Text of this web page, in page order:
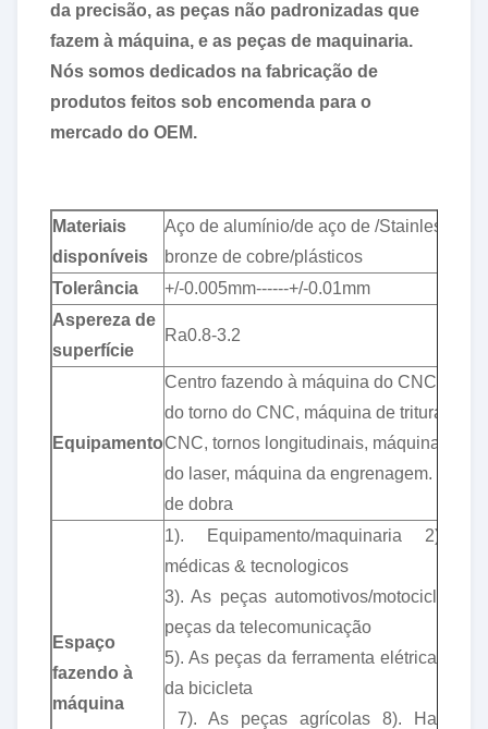
da precisão, as peças não padronizadas que
fazem à máquina, e as peças de maquinaria.
Nós somos dedicados na fabricação de
produtos feitos sob encomenda para o
mercado do OEM.
Materiais
disponíveis
Aço de alumínio/de aço de /Stainless/de
bronze de cobre/plásticos
Tolerância
+/-0.005mm------+/-0.01mm
Aspereza de
superfície
Ra0.8-3.2
Equipamento
Centro fazendo à máquina do CNC,
do torno do CNC, máquina de trituração
CNC, tornos longitudinais, máquina de
do laser, máquina da engrenagem.
de dobra
Espaço
fazendo à
máquina
1). Equipamento/maquinaria 2).
médicas & tecnologicos
3). As peças automotivos/motocicleta
peças da telecomunicação
5). As peças da ferramenta elétrica 6).
da bicicleta
7). As peças agrícolas 8).